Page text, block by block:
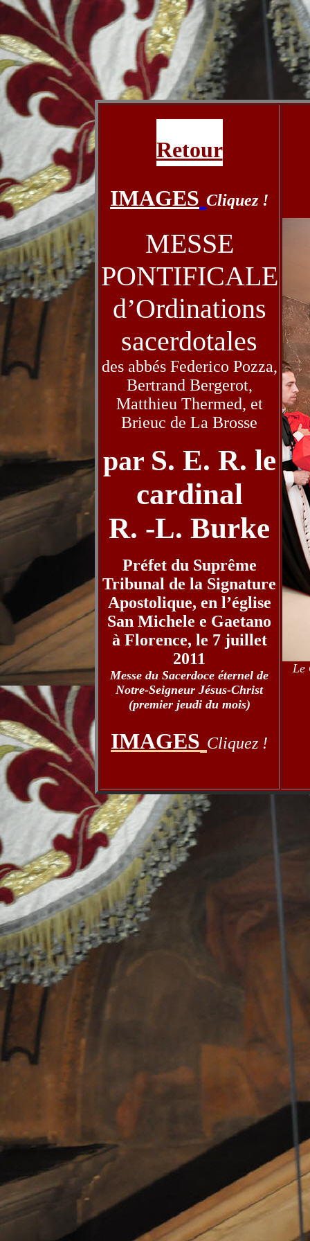
Retour
IMAGES Cliquez !
MESSE
PONTIFICALE
d’Ordinations
sacerdotales
des abbés Federico Pozza,
Bertrand Bergerot,
Matthieu Thermed, et
Brieuc de La Brosse
par S. E. R. le
cardinal
R. -L. Burke
Préfet du Suprême
Tribunal de la Signature
Apostolique, en l’église
San Michele e Gaetano
à Florence, le 7 juillet
2011
Messe du Sacerdoce éternel de
Notre-Seigneur Jésus-Christ
(premier jeudi du mois)
IMAGES Cliquez !
Le